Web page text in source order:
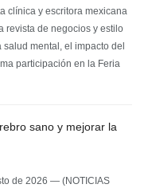
clínica y escritora mexicana
revista de negocios y estilo
mental, el impacto del
participación en la Feria
sano y mejorar la
de 2026 — (NOTICIAS